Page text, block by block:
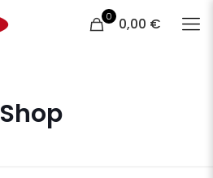
0 0,00 €
Shop